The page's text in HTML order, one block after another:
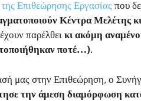
Επιθεώρησης Εργασίαςπου
Κέντρα Μελέτης κι
παρέλθει κι ακόμη
ποτέ…).
μας στην Επιθεώρηση, ο
την άμεση διαμόρφωση